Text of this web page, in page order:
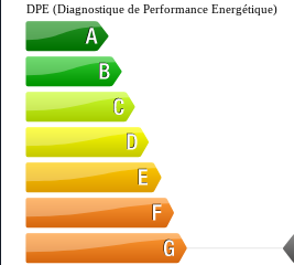
DPE (Diagnostique de Performance Energétique)